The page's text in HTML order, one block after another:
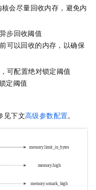
会尽量回收内存，避免内
步回收阈值
可以回收的内存，以确保
可配置绝对锁定阈值
定阈值
见下文高级参数配置。